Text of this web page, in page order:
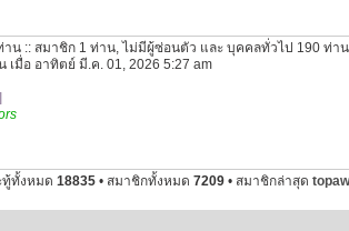
าน :: สมาชิก 1 ท่าน, ไม่มีผู้ซ่อนตัว และ บุคคลทั่วไป 190 ท่า
เมื่อ อาทิตย์ มี.ค. 01, 2026 5:27 am
ทู้ทั้งหมด 18835 • สมาชิกทั้งหมด 7209 • สมาชิกล่าสุด